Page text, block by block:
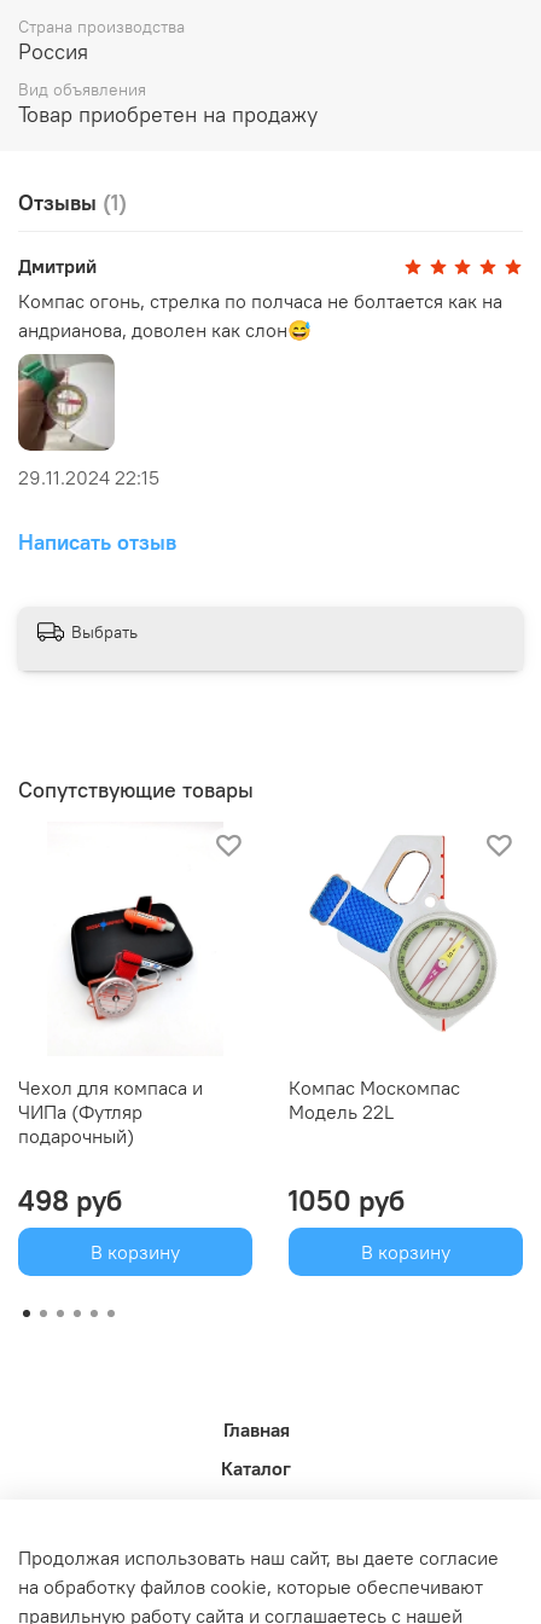
Страна производства
Россия
Вид объявления
Товар приобретен на продажу
Отзывы (1)
Дмитрий
Компас огонь, стрелка по полчаса не болтается как на
андрианова, доволен как слон😅
29.11.2024 22:15
Написать отзыв
Выбрать
Сопутствующие товары
Чехол для компаса и
ЧИПа (Футляр
подарочный)
498 руб
В корзину
Компас Москомпас
Модель 22L
1050 руб
В корзину
Главная
Каталог
Доставка
Продолжая использовать наш сайт, вы даете согласие
на обработку файлов cookie, которые обеспечивают
правильную работу сайта и соглашаетесь с нашей